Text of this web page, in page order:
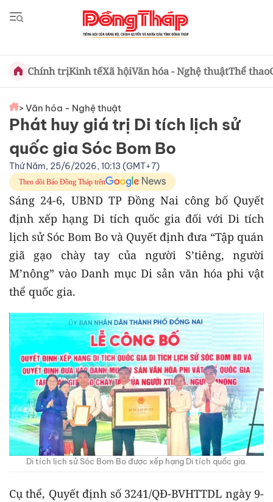
Chính trịKinh tếXã hộiVăn hóa - Nghệ thuậtThể thao
> Văn hóa - Nghệ thuật
Phát huy giá trị Di tích lịch sử
quốc gia Sóc Bom Bo
Thứ Năm, 25/6/2026, 10:13 (GMT+7)
Theo dõi Báo Đồng Tháp trên
Sáng 24-6, UBND TP Đồng Nai công bố Quyết
định xếp hạng Di tích quốc gia đối với Di tích
lịch sử Sóc Bom Bo và Quyết định đưa “Tập quán
giã gạo chày tay của người S’tiêng, người
M’nông” vào Danh mục Di sản văn hóa phi vật
thể quốc gia.
Di tích lịch sử Sóc Bom Bo được xếp hạng Di tích quốc gia.
Cụ thể, Quyết định số 3241/QĐ-BVHTTDL ngày 9-